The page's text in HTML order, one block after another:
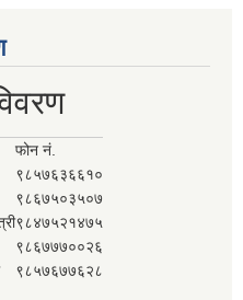
फोन नं.
९८५७६३६६१०
९८६७५०३५०७
९८४७५२१४७५
९८६७७७००२६
९८५७६७७६२८